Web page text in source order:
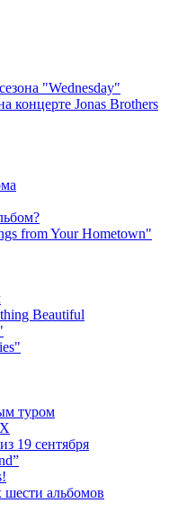
"Wednesday"
концерте Jonas Brothers
from Your Hometown"
Beautiful
туром
19 сентября
альбомов